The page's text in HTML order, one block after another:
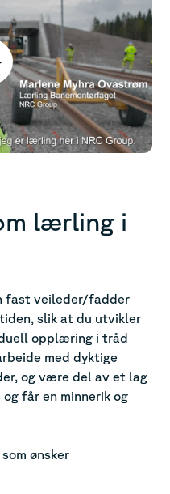
lærling i
fast veileder/fadder
slik at du utvikler
opplæring i tråd
med dyktige
og være del av et lag
får en minnerik og
ønsker